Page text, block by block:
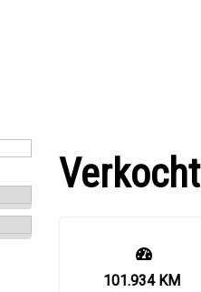
Verkocht
101.934 KM